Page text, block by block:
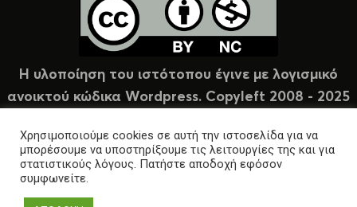
Η υλοποίηση του ιστότοπου έγινε με λογισμικό
ανοικτού κώδικα Wordpress. Copyleft 2008 - 2025
Χρησιμοποιούμε cookies σε αυτή την ιστοσελίδα για να
μπορέσουμε να υποστηρίξουμε τις λειτουργίες της και για
στατιστικούς λόγους. Πατήστε αποδοχή εφόσον
συμφωνείτε.